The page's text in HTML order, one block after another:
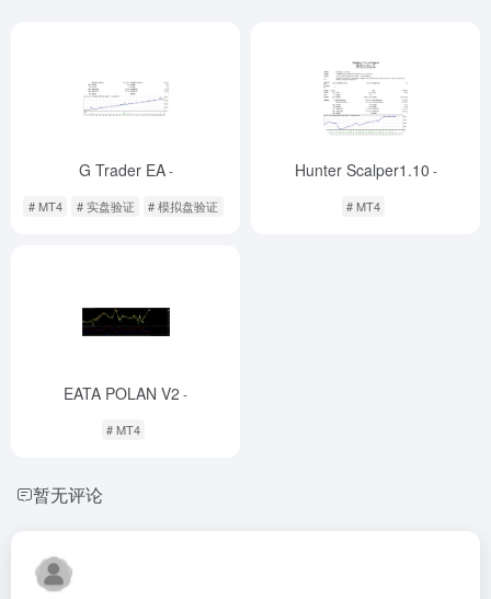
G Trader EA-
# MT4 # 实盘验证 # 模拟盘验证
Hunter Scalper1.10 -
# MT4
EATA POLAN V2 -
# MT4
暂无评论